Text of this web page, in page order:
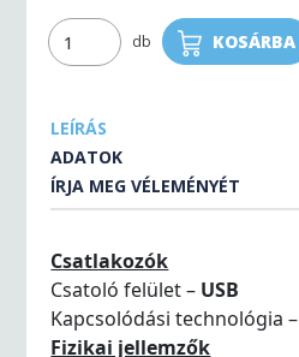
db KOSÁRBA
LEÍRÁS
ADATOK
ÍRJA MEG VÉLEMÉNYÉT
Csatlakozók
Csatoló felület – USB
Kapcsolódási technológia –
Fizikai jellemzők